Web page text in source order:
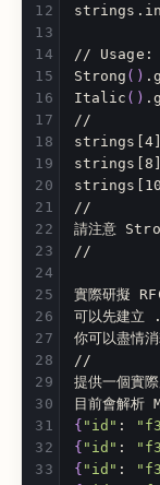
// Usage:
Strong ()
Italic ()
//
//
請注意
//
實際研擬
可以先建
你可以盡情
//
提供一個實
目前會解
{ "id" :
{ "id" :
{ "id" :